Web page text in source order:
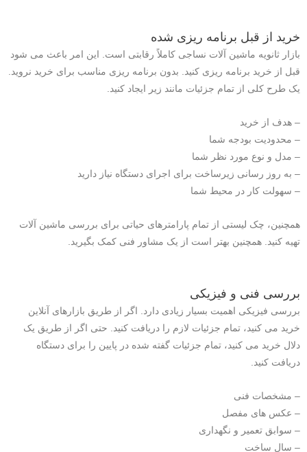
خرید از قبل برنامه ریزی شده
بازار ثانویه ماشین آلات نساجی کاملاً رقابتی است. این امر باعث می شود
قبل از خرید برنامه ریزی کنید. بدون برنامه ریزی مناسب برای خرید نروید.
یک طرح کلی از تمام جزئیات مانند زیر ایجاد کنید.
– هدف از خرید
– محدودیت بودجه شما
– مدل و نوع مورد نظر شما
– به روز رسانی زیرساخت برای اجرای دستگاه نیاز دارید
– سهولت کار در محیط شما
همچنین، چک لیستی از تمام پارامترهای حیاتی برای بررسی ماشین آلات
تهیه کنید. همچنین بهتر است از یک مشاور فنی کمک بگیرید.
بررسی فنی و فیزیکی
بررسی فیزیکی اهمیت بسیار زیادی دارد. اگر از طریق بازارهای آنلاین
خرید می کنید، تمام جزئیات لازم را دریافت کنید. حتی اگر از طریق یک
دلال خرید می کنید، تمام جزئیات گفته شده در پایین را برای دستگاه
دریافت کنید.
– مشخصات فنی
– عکس های مفصل
– سوابق تعمیر و نگهداری
– سال ساخت